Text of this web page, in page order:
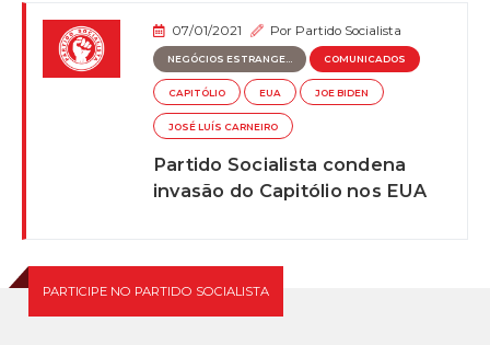
07/01/2021 Por Partido Socialista
NEGÓCIOS ESTRANGE... COMUNICADOS
CAPITÓLIO EUA JOE BIDEN
JOSÉ LUÍS CARNEIRO
Partido Socialista condena
invasão do Capitólio nos EUA
PARTICIPE NO PARTIDO SOCIALISTA